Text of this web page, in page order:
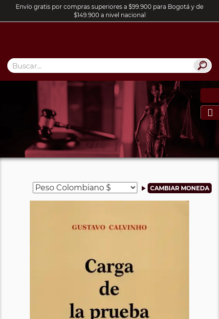
Envío gratis por compras superiores a $99.900 para Bogotá y de
$149.900 a nivel nacional
